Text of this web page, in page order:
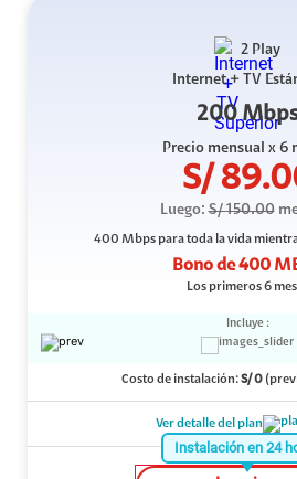
2 Play
Internet + TV
200
Precio mensual x 6
S/
Luego:S/150.00
400 Mbpspara toda la vida
Bono de400
Los primeros 6
Incluye :
Costo de instalación: S/0
Ver detalle del plan
Instalación en 24